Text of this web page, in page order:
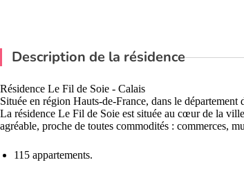
Description de la résidence
Résidence Le Fil de Soie - Calais
Située en région Hauts-de-France, dans le
La résidence Le Fil de Soie est située au cœur de la
agréable, proche de toutes commodités : commerces,
115 appartements.